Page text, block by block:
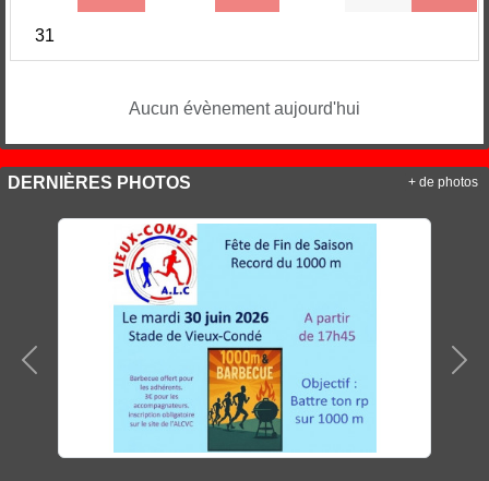
31
Aucun évènement aujourd'hui
DERNIÈRES PHOTOS
Précedent
+ de photos